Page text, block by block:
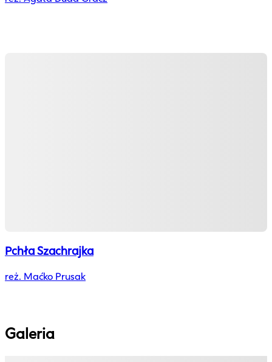
Pchła Szachrajka
reż. Maćko Prusak
Galeria